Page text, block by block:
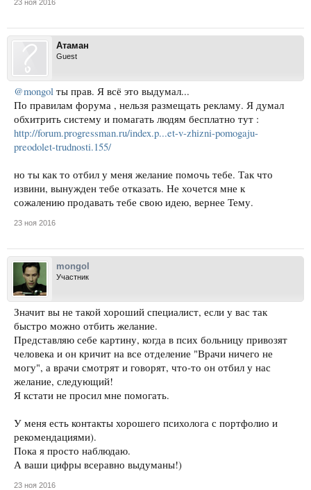
23 ноя 2016
Атаман
Guest
@mongol ты прав. Я всё это выдумал...
По правилам форума , нельзя размещать рекламу. Я думал
обхитрить систему и помагать людям бесплатно тут :
http://forum.progressman.ru/index.p...et-v-zhizni-pomogaju-
preodolet-trudnosti.155/
но ты как то отбил у меня желание помочь тебе. Так что
извини, вынужден тебе отказать. Не хочется мне к
сожалению продавать тебе свою идею, вернее Тему.
23 ноя 2016
mongol
Участник
Значит вы не такой хороший специалист, если у вас так
быстро можно отбить желание.
Представляю себе картину, когда в псих больницу привозят
человека и он кричит на все отделение "Врачи ничего не
могу", а врачи смотрят и говорят, что-то он отбил у нас
желание, следующий!
Я кстати не просил мне помогать.
У меня есть контакты хорошего психолога с портфолио и
рекомендациями).
Пока я просто наблюдаю.
А ваши цифры всеравно выдуманы!)
23 ноя 2016